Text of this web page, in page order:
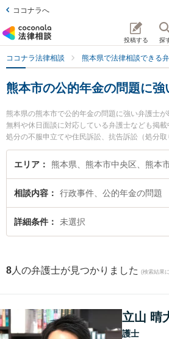
ココナラへ
投稿する 探
ココナラ法律相談 熊本県で法律相談できる
熊本市の公的年金の問題に強
熊本県の熊本市で公的年金の問題に強い弁護士
無料や休日面談に対応している弁護士なども掲
処分の不服申立てや住民訴訟、抗告訴訟（処分
の絞り込み検索もでき便利です。特に月出・長
や熊本セントラル法律事務所の木野 博徳弁護士
弁護士に相談したい』『公的年金の問題のトラ
護士を検索したい』『初回相談無料で公的年金
内の弁護士に相談予約したい』などでお困りの
エリア
相談内容 行政事件、公的年金の問題
詳細条件 未選択
8 人の弁護士が見つかりました (検索結果
立山 晴
護士